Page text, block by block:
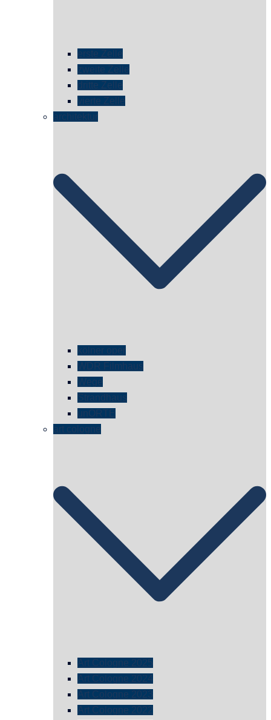
erste Zelle
zweite Zelle
dritte Zelle
vierte Zelle
architektur
kölner oper
WDR Filmhaus
Wege
Strandhaus
unORTE
art cologne
Art Cologne 2025
Art Cologne 2024
Art Cologne 2023
Art Cologne 2022